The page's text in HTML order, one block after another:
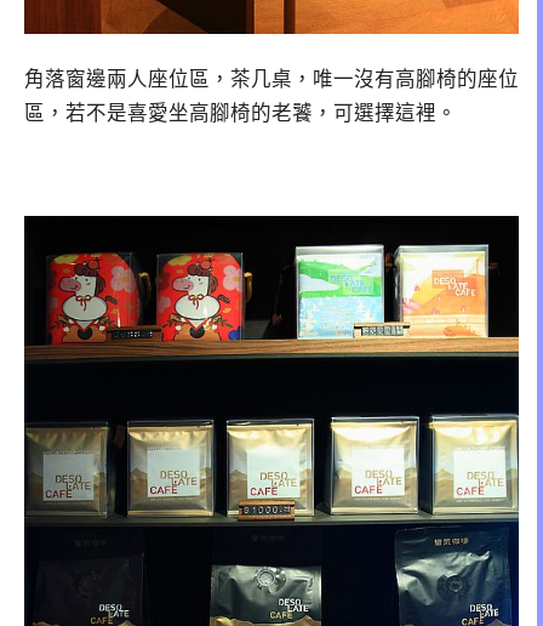
角落窗邊兩人座位區，茶几桌，唯一沒有高腳椅的座位
區，若不是喜愛坐高腳椅的老饕，可選擇這裡。